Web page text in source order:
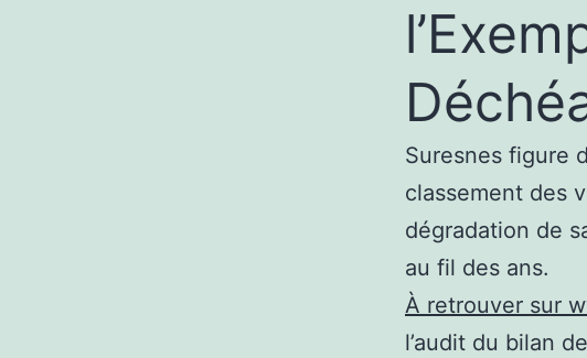
Suresnes figure
classement des
dégradation de
au fil des ans.
À retrouver sur
l’audit du bilan